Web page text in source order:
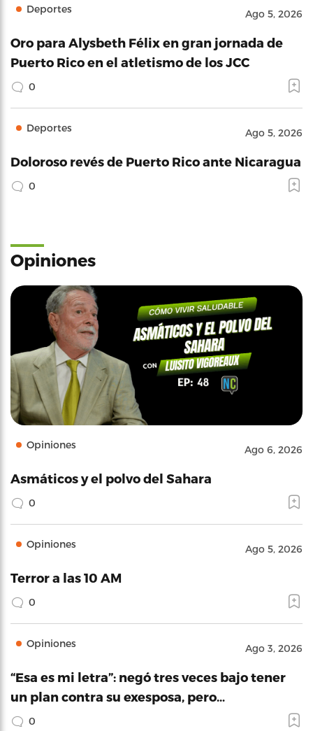
Deportes Ago 5, 2026
Oro para Alysbeth Félix en gran jornada de
Puerto Rico en el atletismo de los JCC
0
Deportes Ago 5, 2026
Doloroso revés de Puerto Rico ante Nicaragua
0
Opiniones
Opiniones Ago 6, 2026
Asmáticos y el polvo del Sahara
0
Opiniones Ago 5, 2026
Terror a las 10 AM
0
Opiniones Ago 3, 2026
“Esa es mi letra”: negó tres veces bajo tener
un plan contra su exesposa, pero…
0